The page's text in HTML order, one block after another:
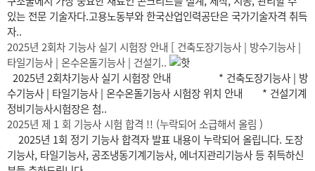
있는 전문 기술자다.고용노동부와 한국산업인력공단은 국가기술자격 취득
자..
2025년 2회차 기능사 실기 시험장 안내 [ 건축도장기능사 | 방수기능사 |
타일기능사 | 온수온돌기능사 | 건설기..
2025년 2회차기능사 실기 시험장 안내 * 건축도장기능사 | 방
수기능사 | 타일기능사 | 온수온돌기능사 시험장 위치 안내 * 건설기계
정비기능사시험장은 첨..
2025년 제 1 회 기능사 시험 합격 !! (누락되어 소급해서 올림 )
2025년 1회 정기 기능사 합격자 발표 내용이 누락되어 올립니다. 도장
기능사, 타일기능사, 공조냉동기계기능사, 에너지관리기능사 등 취득하신